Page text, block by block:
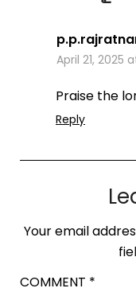
April 21, 2025
Praise the
Reply
Your email
COMMENT *